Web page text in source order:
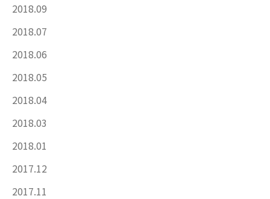
2018.09
2018.07
2018.06
2018.05
2018.04
2018.03
2018.01
2017.12
2017.11